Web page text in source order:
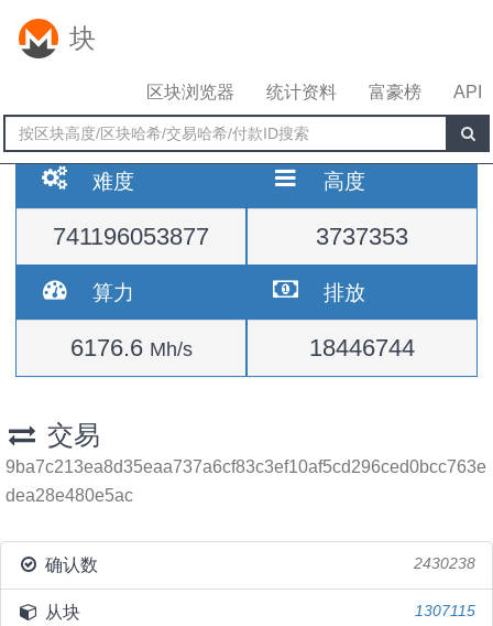
块
区块浏览器 统计资料 富豪榜 API
难度
741196053877
高度
3737353
算力
6176.6 Mh/s
排放
18446744
交易
9ba7c213ea8d35eaa737a6cf83c3ef10af5cd296ced0bcc763e
dea28e480e5ac
确认数 2430238
从块 1307115